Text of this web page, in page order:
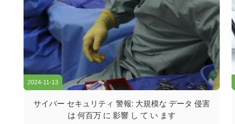
2024-11-13
サイバー セキュリティ 警報: 大規模な データ 侵害
は 何百万 に 影響 し て い ます